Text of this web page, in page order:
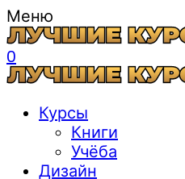
Меню
0
Курсы
Книги
Учёба
Дизайн